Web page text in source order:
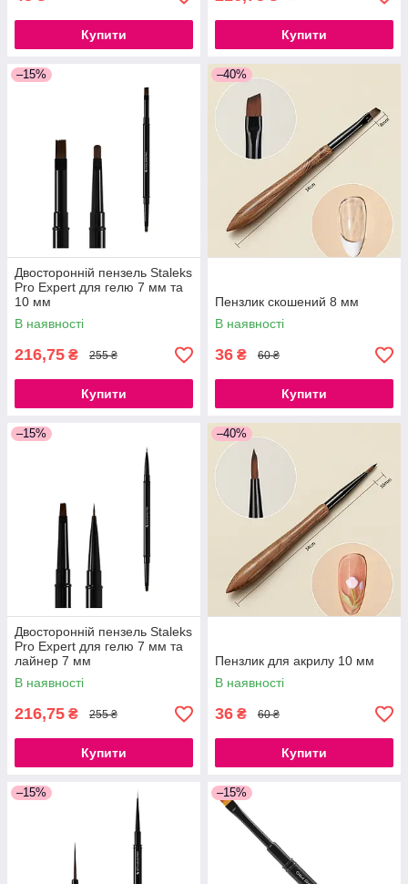
Купити Купити
–15%
Двосторонній пензель Staleks
Pro Expert для гелю 7 мм та
10 мм
В наявності
216,75 ₴ 255 ₴
Купити
–40%
Пензлик скошений 8 мм
В наявності
36 ₴ 60 ₴
Купити
–15%
Двосторонній пензель Staleks
Pro Expert для гелю 7 мм та
лайнер 7 мм
В наявності
216,75 ₴ 255 ₴
Купити
–40%
Пензлик для акрилу 10 мм
В наявності
36 ₴ 60 ₴
Купити
–15% –15%